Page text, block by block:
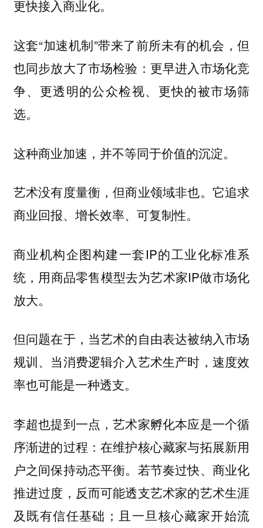
更快接入商业化。
这套“加速机制”带来了前所未有的机会，但
也同步放大了市场检验：更早进入市场化竞
争、更透明的公众检视、更快的被市场筛
选。
这种商业加速，并不等同于价值的沉淀。
艺术没有度量衡，但商业领域非也。它追求
商业回报、增长效率、可复制性。
商业机构企图构建一套IP的工业化标准系
统，用商品零售模型去为艺术家IP做市场化
放大。
但问题在于，当艺术的自由表达被纳入市场
规训、当消费逻辑介入艺术生产时，速度效
率也可能是一种透支。
李超也提到一点，艺术家孵化本应是一个循
序渐进的过程：在维护核心藏家与拓展新用
户之间保持动态平衡。若节奏过快、商业化
推进过度，反而可能透支艺术家的艺术生涯
及既有信任基础；且一旦核心藏家开始流